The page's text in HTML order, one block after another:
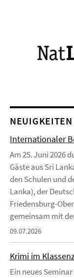
NEUIGKEITEN
Internationaler
Am 25. Juni 2026
Gäste aus Sri
den Schulen und
Lanka), der
Friedensburg-
gemeinsam mit
09.07.2026
Krimi im
Ein neues